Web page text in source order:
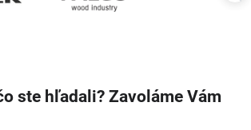
ste hľadali? Zavoláme Vám